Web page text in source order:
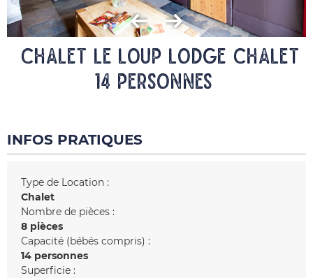
CHALET LE LOUP LODGE Chalet
14 personnes
INFOS PRATIQUES
Type de Location :
Chalet
Nombre de pièces :
8 pièces
Capacité (bébés compris) :
14 personnes
Superficie :